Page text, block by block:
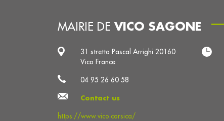
MAIRIE DE VICO SAGONE
31 stretta Pascal Arrighi 20160
Vico France
04 95 26 60 58
Contact us
https://www.vico.corsica/